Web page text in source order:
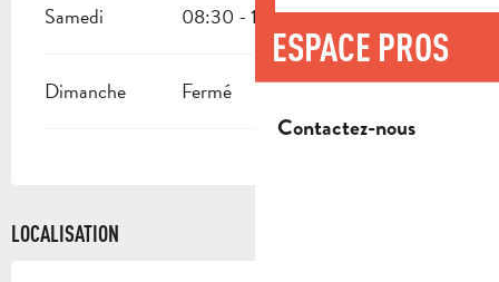
ESPACE PROS
Contactez-nous
Samedi 08:30 - 19:30
Dimanche Fermé
LOCALISATION